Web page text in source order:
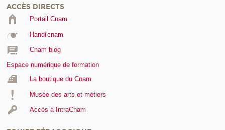
ACCÈS DIRECTS
Portail Cnam
Handi'cnam
Cnam blog
Espace numérique de formation
La boutique du Cnam
Musée des arts et métiers
Accès à IntraCnam